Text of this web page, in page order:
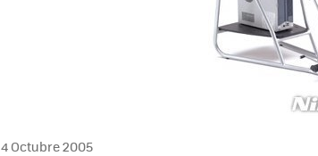
4 Octubre 2005